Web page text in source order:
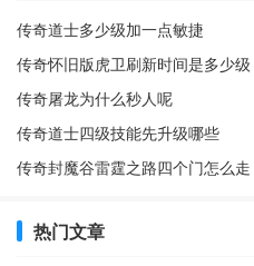
传奇道士多少级加一点敏捷
传奇怀旧版虎卫刷新时间是多少级
传奇屠龙为什么秒人呢
传奇道士四级技能先升级哪些
传奇封魔谷雷霆之路四个门怎么走
热门文章